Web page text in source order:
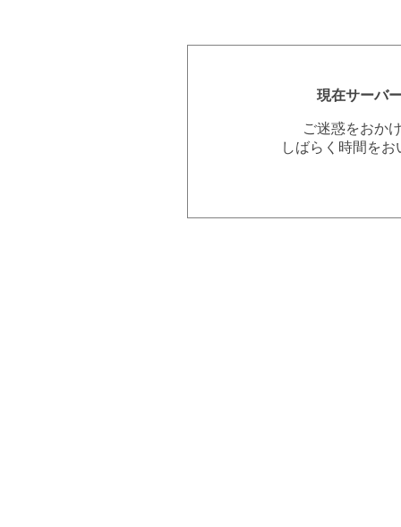
現在サーバ
ご迷惑をおか
しばらく時間を